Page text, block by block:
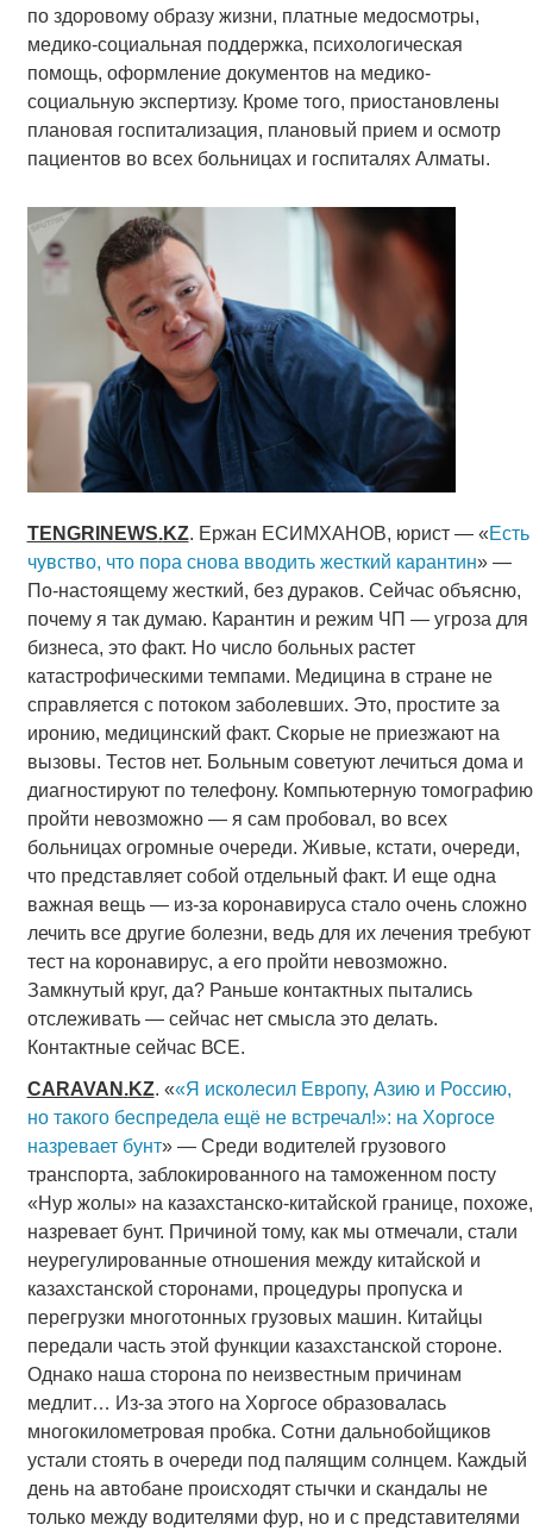
по здоровому образу жизни, платные медосмотры,
медико-социальная поддержка, психологическая
помощь, оформление документов на медико-
социальную экспертизу. Кроме того, приостановлены
плановая госпитализация, плановый прием и осмотр
пациентов во всех больницах и госпиталях Алматы.
TENGRINEWS.KZ. Ержан ЕСИМХАНОВ, юрист — «Есть
чувство, что пора снова вводить жесткий карантин» —
По-настоящему жесткий, без дураков. Сейчас объясню,
почему я так думаю. Карантин и режим ЧП — угроза для
бизнеса, это факт. Но число больных растет
катастрофическими темпами. Медицина в стране не
справляется с потоком заболевших. Это, простите за
иронию, медицинский факт. Скорые не приезжают на
вызовы. Тестов нет. Больным советуют лечиться дома и
диагностируют по телефону. Компьютерную томографию
пройти невозможно — я сам пробовал, во всех
больницах огромные очереди. Живые, кстати, очереди,
что представляет собой отдельный факт. И еще одна
важная вещь — из-за коронавируса стало очень сложно
лечить все другие болезни, ведь для их лечения требуют
тест на коронавирус, а его пройти невозможно.
Замкнутый круг, да? Раньше контактных пытались
отслеживать — сейчас нет смысла это делать.
Контактные сейчас ВСЕ.
CARAVAN .KZ. ««Я исколесил Европу, Азию и Россию,
но такого беспредела ещё не встречал!»: на Хоргосе
назревает бунт» — Среди водителей грузового
транспорта, заблокированного на таможенном посту
«Нур жолы» на казахстанско-китайской границе, похоже,
назревает бунт. Причиной тому, как мы отмечали, стали
неурегулированные отношения между китайской и
казахстанской сторонами, процедуры пропуска и
перегрузки многотонных грузовых машин. Китайцы
передали часть этой функции казахстанской стороне.
Однако наша сторона по неизвестным причинам
медлит… Из-за этого на Хоргосе образовалась
многокилометровая пробка. Сотни дальнобойщиков
устали стоять в очереди под палящим солнцем. Каждый
день на автобане происходят стычки и скандалы не
только между водителями фур, но и с представителями